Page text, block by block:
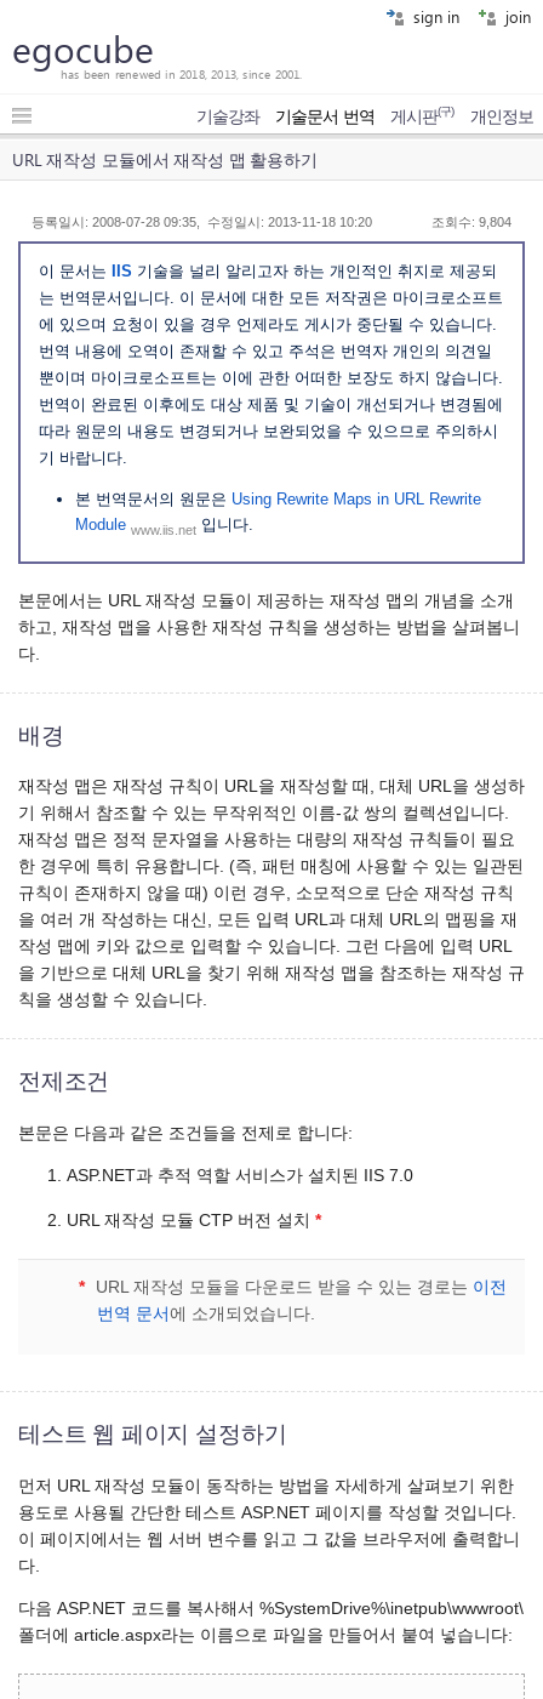
sign in join
egocube
has been renewed in 2018, 2013, since 2001.
기술강좌 기술문서 번역 게시판(구) 개인정보
URL 재작성 모듈에서 재작성 맵 활용하기
등록일시: 2008-07-28 09:35, 수정일시: 2013-11-18 10:20 조회수: 9,804
이 문서는 IIS 기술을 널리 알리고자 하는 개인적인 취지로 제공되
는 번역문서입니다. 이 문서에 대한 모든 저작권은 마이크로소프트
에 있으며 요청이 있을 경우 언제라도 게시가 중단될 수 있습니다.
번역 내용에 오역이 존재할 수 있고 주석은 번역자 개인의 의견일
뿐이며 마이크로소프트는 이에 관한 어떠한 보장도 하지 않습니다.
번역이 완료된 이후에도 대상 제품 및 기술이 개선되거나 변경됨에
따라 원문의 내용도 변경되거나 보완되었을 수 있으므로 주의하시
기 바랍니다.
본 번역문서의 원문은 Using Rewrite Maps in URL Rewrite
Module www.iis.net 입니다.
본문에서는 URL 재작성 모듈이 제공하는 재작성 맵의 개념을 소개
하고, 재작성 맵을 사용한 재작성 규칙을 생성하는 방법을 살펴봅니
다.
배경
재작성 맵은 재작성 규칙이 URL을 재작성할 때, 대체 URL을 생성하
기 위해서 참조할 수 있는 무작위적인 이름-값 쌍의 컬렉션입니다.
재작성 맵은 정적 문자열을 사용하는 대량의 재작성 규칙들이 필요
한 경우에 특히 유용합니다. (즉, 패턴 매칭에 사용할 수 있는 일관된
규칙이 존재하지 않을 때) 이런 경우, 소모적으로 단순 재작성 규칙
을 여러 개 작성하는 대신, 모든 입력 URL과 대체 URL의 맵핑을 재
작성 맵에 키와 값으로 입력할 수 있습니다. 그런 다음에 입력 URL
을 기반으로 대체 URL을 찾기 위해 재작성 맵을 참조하는 재작성 규
칙을 생성할 수 있습니다.
전제조건
본문은 다음과 같은 조건들을 전제로 합니다:
ASP.NET과 추적 역할 서비스가 설치된 IIS 7.0
URL 재작성 모듈 CTP 버전 설치 *
* URL 재작성 모듈을 다운로드 받을 수 있는 경로는 이전
번역 문서 에 소개되었습니다.
테스트 웹 페이지 설정하기
먼저 URL 재작성 모듈이 동작하는 방법을 자세하게 살펴보기 위한
용도로 사용될 간단한 테스트 ASP.NET 페이지를 작성할 것입니다.
이 페이지에서는 웹 서버 변수를 읽고 그 값을 브라우저에 출력합니
다.
다음 ASP.NET 코드를 복사해서 %SystemDrive%\inetpub\wwwroot\
폴더에 article.aspx라는 이름으로 파일을 만들어서 붙여 넣습니다: